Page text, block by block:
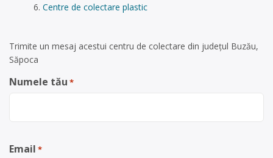
Centre de colectare plastic
Trimite un mesaj acestui centru de colectare din județul Buzău,
Săpoca
Numele tău *
Email *